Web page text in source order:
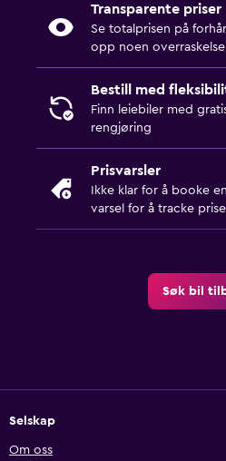
Transparente priser
Se totalprisen på
opp noen
Bestill med
Finn leiebiler med
rengjøring
Prisvarsler
Ikke klar for å booke
varsel for å tracke
Søk bil
Selskap
Om oss